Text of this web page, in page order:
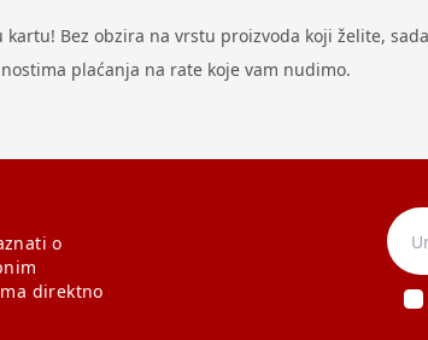
Bez obzira na vrstu proizvoda koji želite,
plaćanja na rate koje vam nudimo.
o
direktno